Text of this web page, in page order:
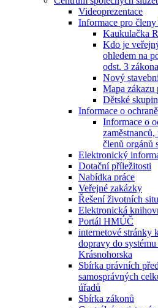
Videoprezentace
Informace pro členy
Kaukulačka
Kdo je
ohledem na
odst. 3
Nový
Mapa
Dětské
Informace o
Informace o
zaměstnanců,
členů orgánů
Elektronický
Dotační příležitosti
Nabídka práce
Veřejné zakázky
Řešení životních
Elektronická
Portál HMÚČ
internetové stránky
dopravy do
Krásnohorska
Sbírka právních
samosprávných
úřadů
Sbírka zákonů